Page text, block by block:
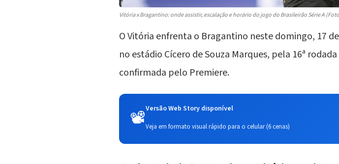
Vitória x Bragantino: onde assistir, escalação e horário do jogo do Brasileirão Série A
OVitória enfrenta o Bragantino neste domingo, 17
no estádio Cícero de Souza Marques, pela 16ª
confirmada pelo Premiere.
📽️Versão Web Story disponível
Veja em formato visual rápido para o celular (6 cenas)